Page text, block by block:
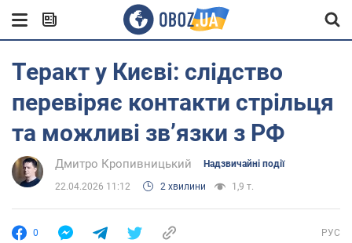
Теракт у Києві: слідство
перевіряє контакти стрільця
та можливі зв’язки з РФ
Дмитро Кропивницький Надзвичайні події
22.04.2026 11:12 2 хвилини 1,9 т.
0 РУС